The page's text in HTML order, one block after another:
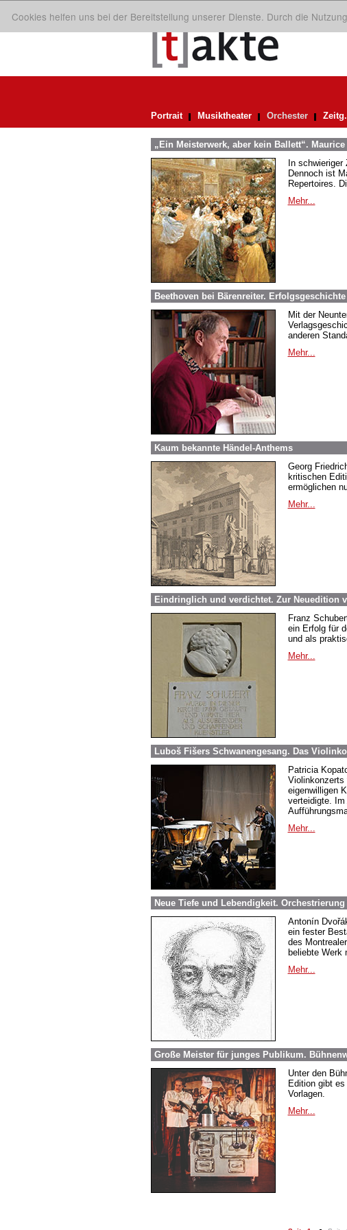
Cookies helfen uns bei der Bereitstellung unserer Dienste. Durch die
Portrait Musiktheater Orchester
„Ein Meisterwerk, aber kein Ballett“.
In
Dennoch ist
Repertoires.
Mehr...
Beethoven bei Bärenreiter.
Mit der
anderen
Mehr...
Kaum bekannte Händel-Anthems
Georg
kritischen
ermöglichen
Mehr...
Eindringlich und verdichtet. Zur Neuedition
Franz
ein Erfolg für
und als
Mehr...
Luboš Fišers Schwanengesang. Das
Patricia
Violinkonzerts
eigenwilligen
verteidigte.
Mehr...
Neue Tiefe und Lebendigkeit.
Antonín
ein fester
des
beliebte Werk
Mehr...
Große Meister für junges Publikum.
Unter den
Edition gibt
Vorlagen.
Mehr...